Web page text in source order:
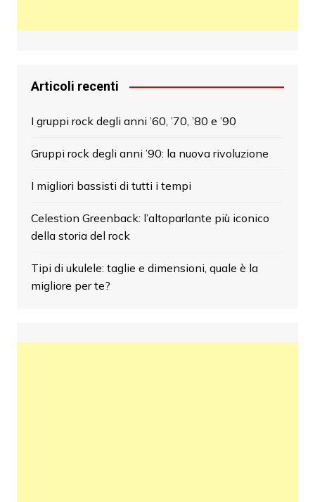
Articoli recenti
I gruppi rock degli anni ’60, ’70, ’80 e ’90
Gruppi rock degli anni ’90: la nuova rivoluzione
I migliori bassisti di tutti i tempi
Celestion Greenback: l’altoparlante più iconico
della storia del rock
Tipi di ukulele: taglie e dimensioni, quale è la
migliore per te?